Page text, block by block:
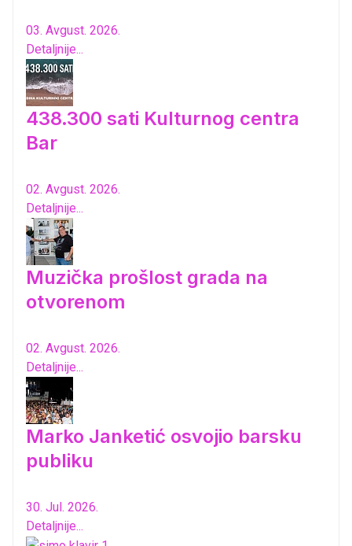
03. Avgust. 2026.
Detaljnije...
438.300 sati Kulturnog centra
Bar
02. Avgust. 2026.
Detaljnije...
Muzička prošlost grada na
otvorenom
02. Avgust. 2026.
Detaljnije...
Marko Janketić osvojio barsku
publiku
30. Jul. 2026.
Detaljnije...